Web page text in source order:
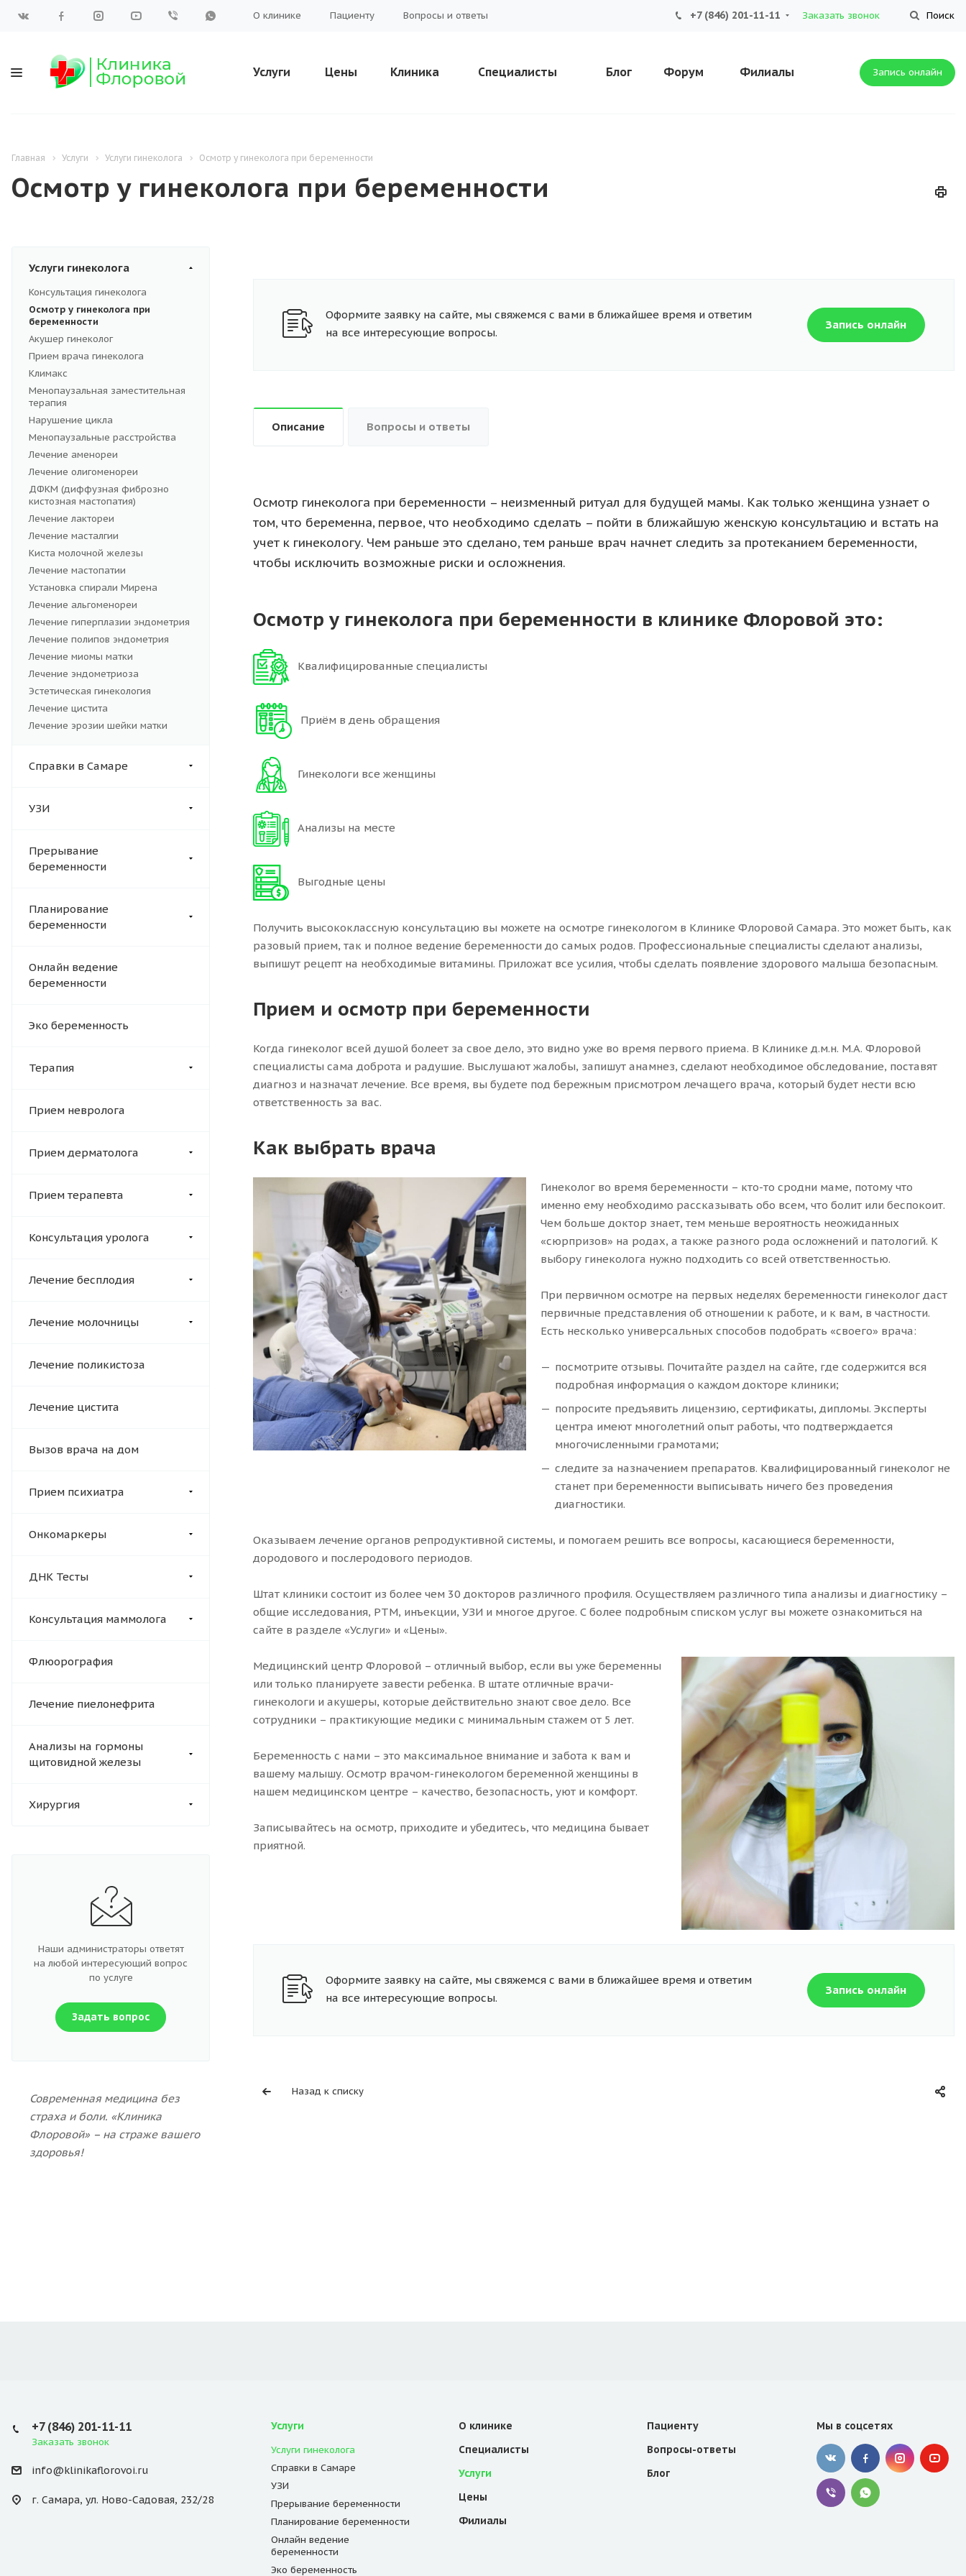
Поиск
О клинике Пациенту Вопросы и ответы +7 (846) 201-11-11 Заказать звонок
Запись онлайн
Услуги Цены Клиника Специалисты Блог Форум Филиалы
Главная Услуги Услуги гинеколога Осмотр у гинеколога при беременности
Осмотр у гинеколога при беременности
Услуги гинеколога
Консультация гинеколога
Осмотр у гинеколога при
беременности
Акушер гинеколог
Прием врача гинеколога
Климакс
Менопаузальная заместительная
терапия
Нарушение цикла
Менопаузальные расстройства
Лечение аменореи
Лечение олигоменореи
ДФКМ (диффузная фиброзно
кистозная мастопатия)
Лечение лактореи
Лечение масталгии
Киста молочной железы
Лечение мастопатии
Установка спирали Мирена
Лечение альгоменореи
Лечение гиперплазии эндометрия
Лечение полипов эндометрия
Лечение миомы матки
Лечение эндометриоза
Эстетическая гинекология
Лечение цистита
Лечение эрозии шейки матки
Справки в Самаре
УЗИ
Прерывание
беременности
Планирование
беременности
Онлайн ведение
беременности
Эко беременность
Терапия
Прием невролога
Прием дерматолога
Прием терапевта
Консультация уролога
Лечение бесплодия
Лечение молочницы
Лечение поликистоза
Лечение цистита
Вызов врача на дом
Прием психиатра
Онкомаркеры
ДНК Тесты
Консультация маммолога
Флюорография
Лечение пиелонефрита
Анализы на гормоны
щитовидной железы
Хирургия
Наши администраторы ответят
на любой интересующий вопрос
по услуге
Задать вопрос
Современная медицина без
страха и боли. «Клиника
Флоровой» – на страже вашего
здоровья!
Оформите заявку на сайте, мы свяжемся с вами в ближайшее время и ответим
на все интересующие вопросы.
Запись онлайн
Описание Вопросы и ответы
Осмотр гинеколога при беременности – неизменный ритуал для будущей мамы. Как только женщина узнает о
том, что беременна, первое, что необходимо сделать – пойти в ближайшую женскую консультацию и встать на
учет к гинекологу. Чем раньше это сделано, тем раньше врач начнет следить за протеканием беременности,
чтобы исключить возможные риски и осложнения.
Осмотр у гинеколога при беременности в клинике Флоровой это:
Квалифицированные специалисты
Приём в день обращения
Гинекологи все женщины
Анализы на месте
Выгодные цены
Получить высококлассную консультацию вы можете на осмотре гинекологом в Клинике Флоровой Самара. Это может быть, как
разовый прием, так и полное ведение беременности до самых родов. Профессиональные специалисты сделают анализы,
выпишут рецепт на необходимые витамины. Приложат все усилия, чтобы сделать появление здорового малыша безопасным.
Прием и осмотр при беременности
Когда гинеколог всей душой болеет за свое дело, это видно уже во время первого приема. В Клинике д.м.н. М.А. Флоровой
специалисты сама доброта и радушие. Выслушают жалобы, запишут анамнез, сделают необходимое обследование, поставят
диагноз и назначат лечение. Все время, вы будете под бережным присмотром лечащего врача, который будет нести всю
ответственность за вас.
Как выбрать врача
Гинеколог во время беременности – кто-то сродни маме, потому что
именно ему необходимо рассказывать обо всем, что болит или беспокоит.
Чем больше доктор знает, тем меньше вероятность неожиданных
«сюрпризов» на родах, а также разного рода осложнений и патологий. К
выбору гинеколога нужно подходить со всей ответственностью.
При первичном осмотре на первых неделях беременности гинеколог даст
первичные представления об отношении к работе, и к вам, в частности.
Есть несколько универсальных способов подобрать «своего» врача:
посмотрите отзывы. Почитайте раздел на сайте, где содержится вся
подробная информация о каждом докторе клиники;
попросите предъявить лицензию, сертификаты, дипломы. Эксперты
центра имеют многолетний опыт работы, что подтверждается
многочисленными грамотами;
следите за назначением препаратов. Квалифицированный гинеколог не
станет при беременности выписывать ничего без проведения
диагностики.
Оказываем лечение органов репродуктивной системы, и помогаем решить все вопросы, касающиеся беременности,
дородового и послеродового периодов.
Штат клиники состоит из более чем 30 докторов различного профиля. Осуществляем различного типа анализы и диагностику –
общие исследования, РТМ, инъекции, УЗИ и многое другое. С более подробным списком услуг вы можете ознакомиться на
сайте в разделе «Услуги» и «Цены».
Медицинский центр Флоровой – отличный выбор, если вы уже беременны
или только планируете завести ребенка. В штате отличные врачи-
гинекологи и акушеры, которые действительно знают свое дело. Все
сотрудники – практикующие медики с минимальным стажем от 5 лет.
Беременность с нами – это максимальное внимание и забота к вам и
вашему малышу. Осмотр врачом-гинекологом беременной женщины в
нашем медицинском центре – качество, безопасность, уют и комфорт.
Записывайтесь на осмотр, приходите и убедитесь, что медицина бывает
приятной.
Оформите заявку на сайте, мы свяжемся с вами в ближайшее время и ответим
на все интересующие вопросы.
Запись онлайн
Назад к списку
+7 (846) 201-11-11
Заказать звонок
info@klinikaflorovoi.ru
г. Самара, ул. Ново-Садовая, 232/28
Услуги
Услуги гинеколога
Справки в Самаре
УЗИ
Прерывание беременности
Планирование беременности
Онлайн ведение
беременности
Эко беременность
О клинике
Специалисты
Услуги
Цены
Филиалы
Пациенту
Вопросы-ответы
Блог
Мы в соцсетях